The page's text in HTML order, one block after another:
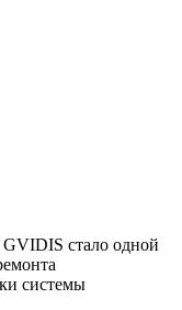
GVIDIS стало одной
системы